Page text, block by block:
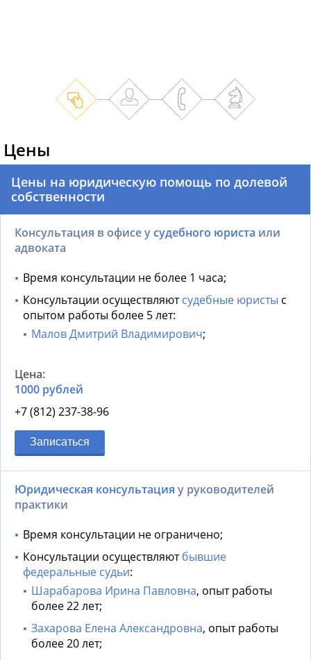
Цены
Цены на юридическую помощь по долевой
собственности
Консультация в офисе усудебного юриста или
адвоката
Время консультации не более 1 часа;
Консультации осуществляютсудебные юристы с
опытом работы более 5 лет:
Малов Дмитрий Владимирович;
1000 рублей
+7 (812) 237-38-96
Записаться
Юридическая консультация у руководителей
практики
Время консультации не ограничено;
Консультации осуществляютбывшие
федеральные судьи:
Шарабарова Ирина Павловна, опыт работы
более 22 лет;
Захарова Елена Александровна, опыт работы
более 20 лет;